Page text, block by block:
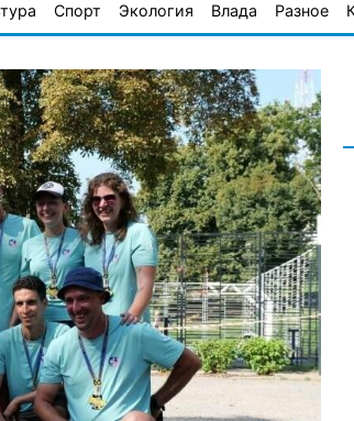
Спорт Экология Влада Разное